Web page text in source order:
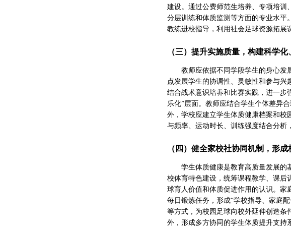
建设。通过公费师范生培养、专项培训
分层训练和体质监测等方面的专业水平
教练进校指导，利用社会足球资源拓展
（三）提升实施质量，构建科学
教师应依据不同学段学生的身心发
点发展学生的协调性、灵敏性和参与
结合战术意识培养和比赛实践，进一步
乐化”层面。教师应结合学生个体差异
外，学校应建立学生体质健康档案和校
与频率、运动时长、训练强度结合分析
（四）健全家校社协同机制，形
学生体质健康是教育高质量发展的
校体育特色建设，统筹课程教学、课后
球育人价值和体质促进作用的认识。家
每日锻炼任务，形成“学校指导、家庭
等方式，为校园足球向校外延伸创造条
外，形成多方协同的学生体质提升支持